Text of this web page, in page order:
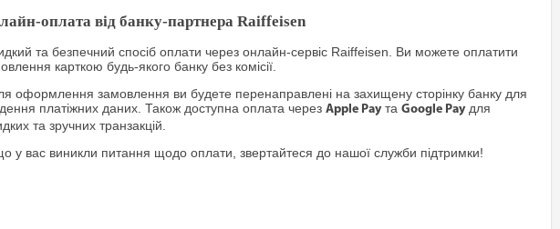
оплата від банку-партнера Raiffeisen
та безпечний спосіб оплати через онлайн-сервіс Raiffeisen. Ви можете оплатити
карткою будь-якого банку без комісії.
оформлення замовлення ви будете перенаправлені на захищену сторінку банку для
платіжних даних. Також доступна оплата черезApple Pay таGoogle Pay для
та зручних транзакцій.
у вас виникли питання щодо оплати, звертайтеся до нашої служби підтримки!